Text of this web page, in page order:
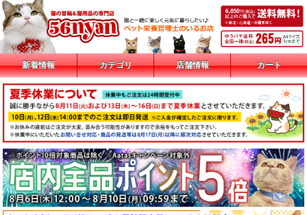
新着情報 カテゴリ 店舗情報 カート